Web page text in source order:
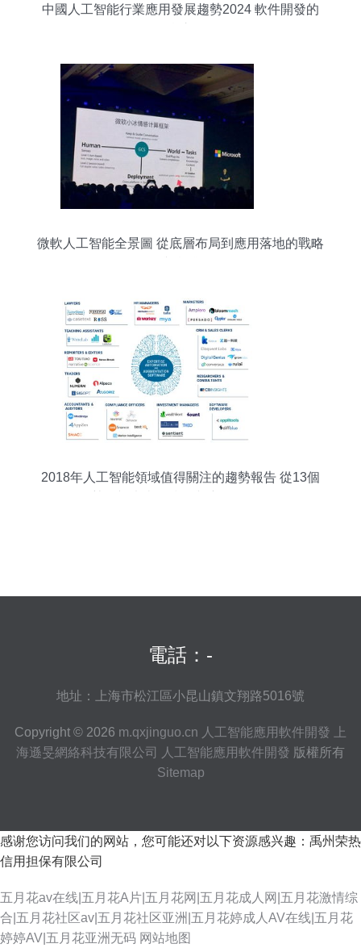
中國人工智能行業應用發展趨勢2024 軟件開發的
微軟人工智能全景圖 從底層布局到應用落地的戰略
2018年人工智能領域值得關注的趨勢報告 從13個
電話：-
地址：上海市松江區小昆山鎮文翔路5016號
Copyright © 2026 m.qxjinguo.cn 人工智能應用軟件開發
上
海遜旻網絡科技有限公司
人工智能應用軟件開發 版權所有
Sitemap
感谢您访问我们的网站，您可能还对以下资源感兴趣：禹州荣热
信用担保有限公司
五月花av在线|五月花A片|五月花网|五月花成人网|五月花激情综
合|五月花社区av|五月花社区亚洲|五月花婷成人AV在线|五月花
婷婷AV|五月花亚洲无码 网站地图
蜜臀91 91爱搞屄 女同互怼互操 五月天狠狠干 伊人成人网电影 91白丝尤物